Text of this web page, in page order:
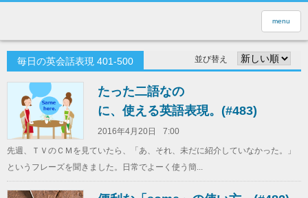
menu
毎日の英会話表現 401-500 並び替え
たった二語なの
に、使える英語表現。(#483)
2016年4月20日
7:00
先週、ＴＶのＣＭを見ていたら、「あ、それ、未だに紹介していなかった。」
というフレーズを聞きました。日常でよーく使う簡...